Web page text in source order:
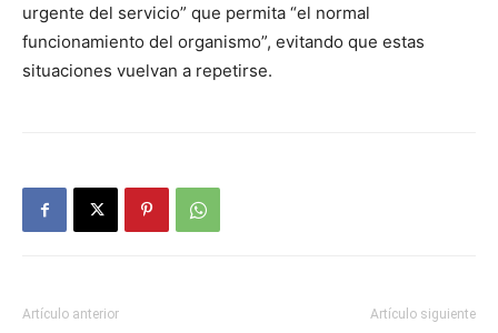
urgente del servicio” que permita “el normal
funcionamiento del organismo”, evitando que estas
situaciones vuelvan a repetirse.
Artículo anterior Artículo siguiente